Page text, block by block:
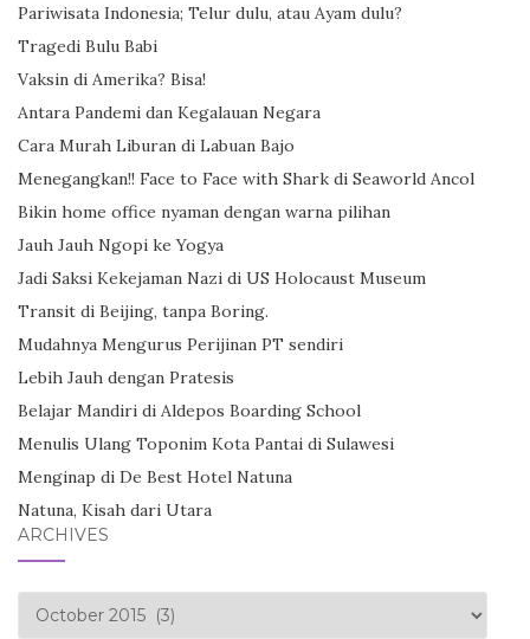
Pariwisata Indonesia; Telur dulu, atau Ayam dulu?
Tragedi Bulu Babi
Vaksin di Amerika? Bisa!
Antara Pandemi dan Kegalauan Negara
Cara Murah Liburan di Labuan Bajo
Menegangkan!! Face to Face with Shark di Seaworld Ancol
Bikin home office nyaman dengan warna pilihan
Jauh Jauh Ngopi ke Yogya
Jadi Saksi Kekejaman Nazi di US Holocaust Museum
Transit di Beijing, tanpa Boring.
Mudahnya Mengurus Perijinan PT sendiri
Lebih Jauh dengan Pratesis
Belajar Mandiri di Aldepos Boarding School
Menulis Ulang Toponim Kota Pantai di Sulawesi
Menginap di De Best Hotel Natuna
Natuna, Kisah dari Utara
ARCHIVES
Archives